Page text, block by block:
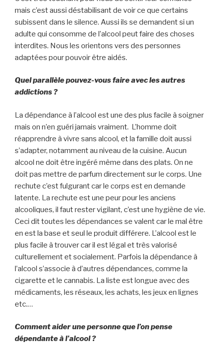
mais c’est aussi déstabilisant de voir ce que certains
subissent dans le silence. Aussi ils se demandent si un
adulte qui consomme de l’alcool peut faire des choses
interdites. Nous les orientons vers des personnes
adaptées pour pouvoir être aidés.
Quel parallèle pouvez-vous faire avec les autres
addictions ?
La dépendance à l’alcool est une des plus facile à soigner
mais on n’en guéri jamais vraiment. L’homme doit
réapprendre à vivre sans alcool, et la famille doit aussi
s’adapter, notamment au niveau de la cuisine. Aucun
alcool ne doit être ingéré même dans des plats. On ne
doit pas mettre de parfum directement sur le corps. Une
rechute c’est fulgurant car le corps est en demande
latente. La rechute est une peur pour les anciens
alcooliques, il faut rester vigilant, c’est une hygiène de vie.
Ceci dit toutes les dépendances se valent car le mal être
en est la base et seul le produit différere. L’alcool est le
plus facile à trouver car il est légal et très valorisé
culturellement et socialement. Parfois la dépendance à
l’alcool s’associe à d’autres dépendances, comme la
cigarette et le cannabis. La liste est longue avec des
médicaments, les réseaux, les achats, les jeux en lignes
etc.…
Comment aider une personne que l’on pense
dépendante à l’alcool ?